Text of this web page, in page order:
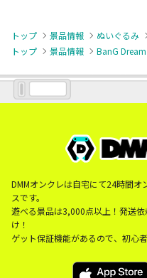
トップ 景品情報 ぬいぐるみ
トップ
景品情報 BanG Dream
DMMオンクレは自宅にて24時間
スです。
遊べる景品は3,000点以上！発送
け！
ゲット保証機能があるので、初心